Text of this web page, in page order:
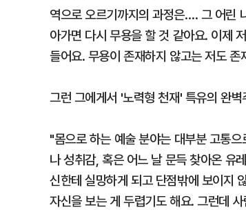
역으로 오르기까지의 과정은…. 그 어린
아가면 다시 무용을 할 것 같아요. 이제
들어요. 무용이 존재하지 않고는 저도
그런 그에게서 '노력형 천재' 특유의 완
"몸으로 하는 예술 분야는 대부분 고통
나 성취감, 혹은 어느 날 문득 찾아온 유
신한테 실망하게 되고 단점밖에 보이지
자신을 보는 게 두렵기도 해요. 그런데